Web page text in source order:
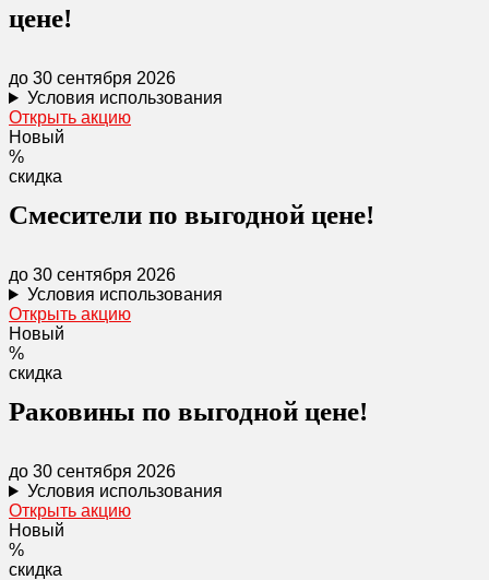
цене!
до 30 сентября 2026
Условия использования
Открыть акцию
Новый
%
скидка
Смесители по выгодной цене!
до 30 сентября 2026
Условия использования
Открыть акцию
Новый
%
скидка
Раковины по выгодной цене!
до 30 сентября 2026
Условия использования
Открыть акцию
Новый
%
скидка